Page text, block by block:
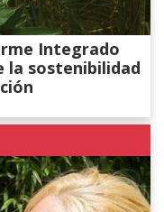
Integrado
la sostenibilidad